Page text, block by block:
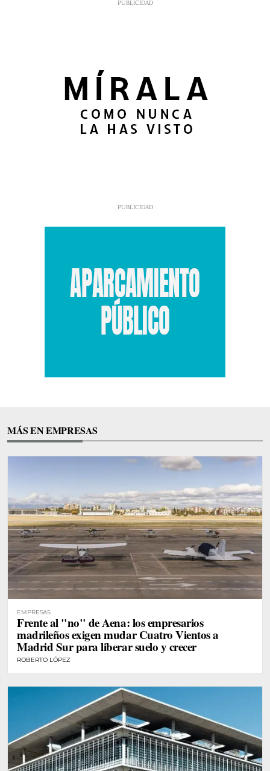
MÁS EN EMPRESAS
EMPRESAS
Frente al "no" de Aena: los empresarios
madrileños exigen mudar Cuatro Vientos a
Madrid Sur para liberar suelo y crecer
ROBERTO LÓPEZ